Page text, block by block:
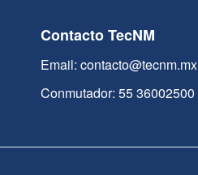
Contacto TecNM
Email: contacto@tecnm.mx
Conmutador: 55 36002500